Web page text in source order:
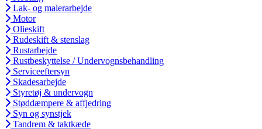
Lak- og malerarbejde
Motor
Olieskift
Rudeskift & stenslag
Rustarbejde
Rustbeskyttelse / Undervognsbehandling
Serviceeftersyn
Skadesarbejde
Styretøj & undervogn
Støddæmpere & affjedring
Syn og synstjek
Tandrem & taktkæde